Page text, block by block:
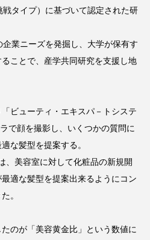
SaaS SNS
ンチン
アンチソリチュード
ナービューティー 冷え
戦タイプ）に基づいて認定された研
業ニーズを発掘し、大学が保有す
ことで、産学共同研究を支援し地
ビューティ・エキスパ－トシステ
で顔を撮影し、いくつかの質問に
な髪型を提案する。
、美容室に対して化粧品の新規開
適な髪型を提案出来るようにコン
。
のが「美容黄金比」という数値に